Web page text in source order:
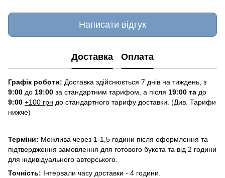
Написати відгук
Доставка Оплата
Графік роботи: Доставка здійснюється 7 днів на тиждень, з
9:00 до 19:00 за стандартним тарифом, а після 19:00 та до
9:00 +100 грн до стандартного тарифу доставки. (Див. Тарифи
нижче)
Терміни: Можлива через 1-1,5 години після оформлення та
підтвердження замовлення для готового букета та від 2 години
для індивідуального авторського.
Точність: Інтервали часу доставки - 4 години.